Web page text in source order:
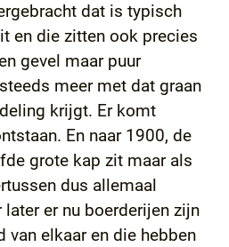
dat is typisch
en die zitten ook precies
gevel maar puur
meer met dat graan
krijgt. Er komt
En naar 1900, de
grote kap zit maar als
dus allemaal
er nu boerderijen zijn
elkaar en die hebben